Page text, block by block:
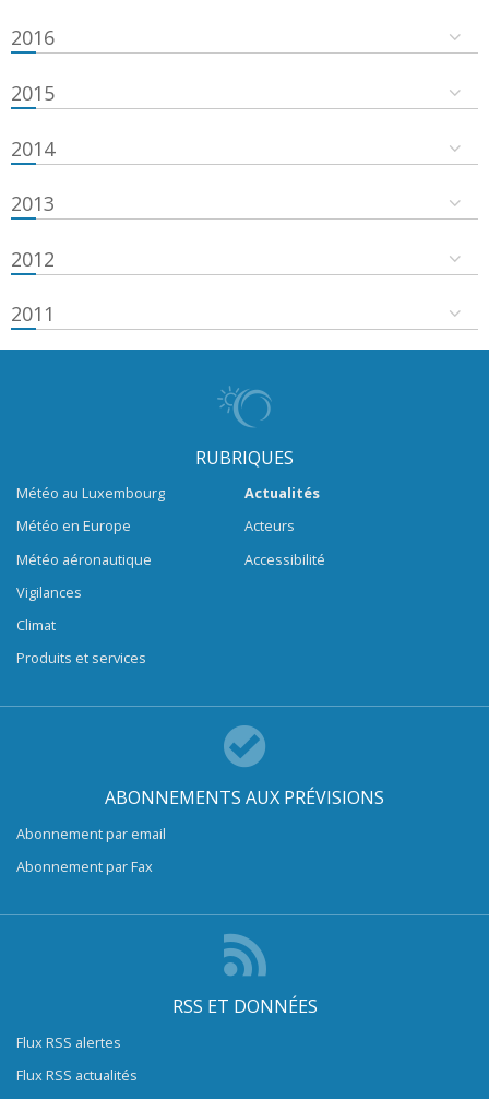
2016
2015
2014
2013
2012
2011
RUBRIQUES
Météo au Luxembourg
Météo en Europe
Météo aéronautique
Vigilances
Climat
Produits et services
Actualités
Acteurs
Accessibilité
ABONNEMENTS AUX PRÉVISIONS
Abonnement par email
Abonnement par Fax
RSS ET DONNÉES
Flux RSS alertes
Flux RSS actualités